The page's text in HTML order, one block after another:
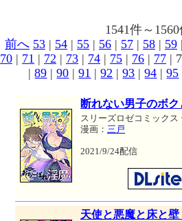
1541件～
前へ 53 | 54 | 55 | 56 | 57 | 58 | 59
70 | 71 | 72 | 73 | 74 | 75 | 76 | 77 |
|89 |90 |91 |92 |93 |94 |95
断れない男子のボ
スリーズロゼコミックス
漫画： 三戸
2021/9/24配信
天使と悪魔と床と壁